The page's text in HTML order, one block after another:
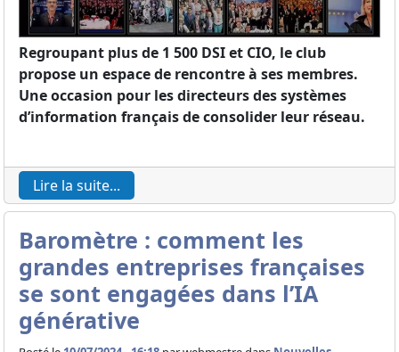
Regroupant plus de 1 500 DSI et CIO, le club
propose un espace de rencontre à ses membres.
Une occasion pour les directeurs des systèmes
d’information français de consolider leur réseau.
Lire la suite...
Baromètre : comment les
grandes entreprises françaises
se sont engagées dans l’IA
générative